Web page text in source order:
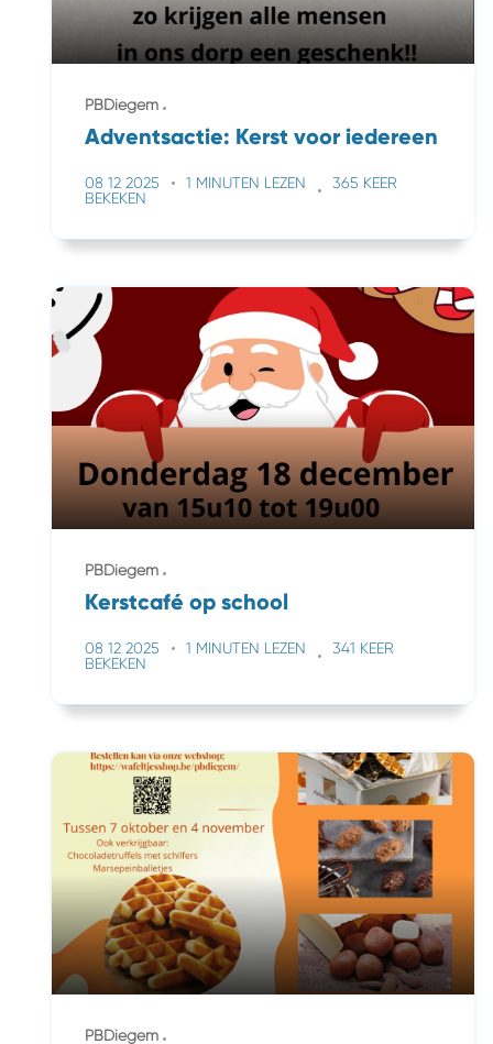
PBDiegem
Adventsactie: Kerst voor iedereen
08 12 2025 1 MINUTEN LEZEN
365 KEER
BEKEKEN
PBDiegem
Kerstcafé op school
08 12 2025 1 MINUTEN LEZEN
341 KEER
BEKEKEN
PBDiegem